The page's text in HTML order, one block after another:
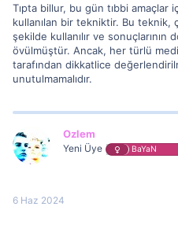
Tıpta billur, bu gün tıbbi amaçlar
kullanılan bir tekniktir. Bu
şekilde kullanılır ve
övülmüştür. Ancak, her türlü
tarafından dikkatlice
unutulmamalıdır.
Ozlem
Yeni Üye BaYaN
6 Haz 2024